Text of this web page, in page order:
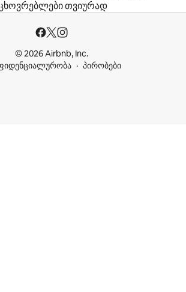
თვიურად
© 2026 Airbnb, Inc.
პირობები